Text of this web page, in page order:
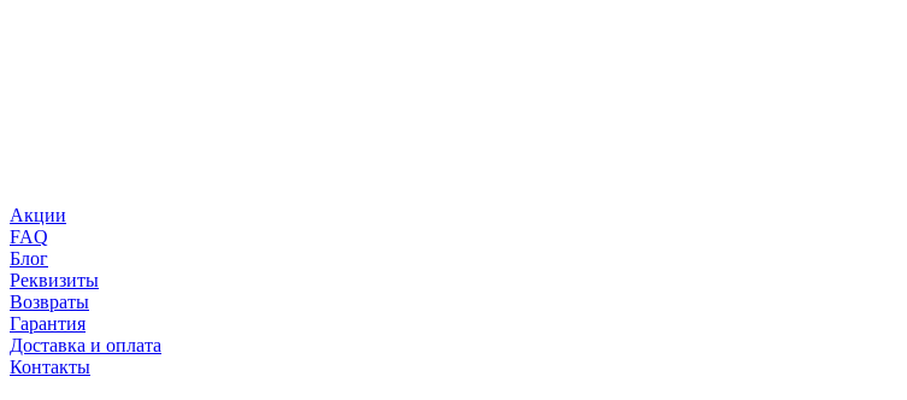
Акции
FAQ
Блог
Реквизиты
Возвраты
Гарантия
Доставка и оплата
Контакты